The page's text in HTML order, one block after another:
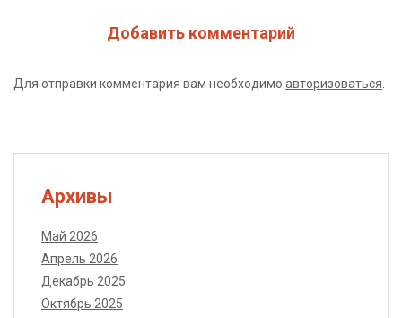
Добавить комментарий
Для отправки комментария вам необходимо авторизоваться
Архивы
Май 2026
Апрель 2026
Декабрь 2025
Октябрь 2025